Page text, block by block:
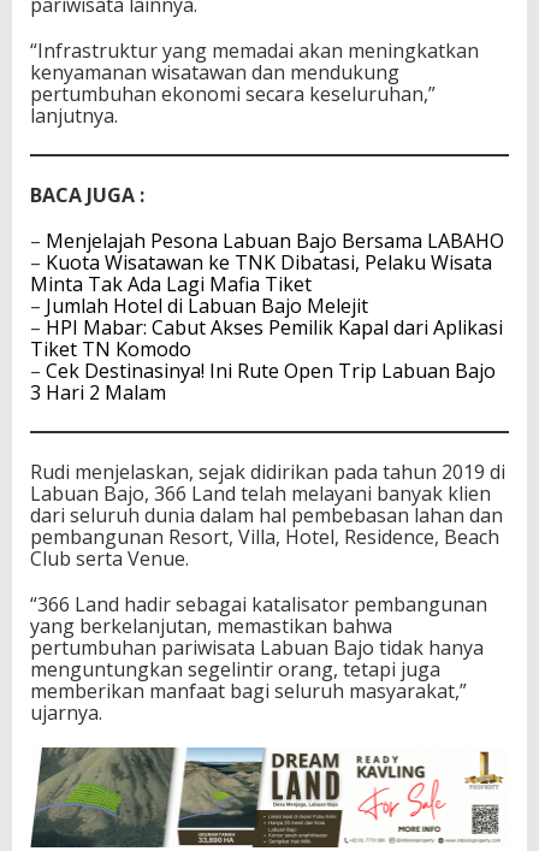
“Infrastruktur yang memadai akan meningkatkan
kenyamanan wisatawan dan mendukung
pertumbuhan ekonomi secara keseluruhan,”
lanjutnya.
BACA JUGA :
– Menjelajah Pesona Labuan Bajo Bersama LABAHO
– Kuota Wisatawan ke TNK Dibatasi, Pelaku Wisata
Minta Tak Ada Lagi Mafia Tiket
– Jumlah Hotel di Labuan Bajo Melejit
– HPI Mabar: Cabut Akses Pemilik Kapal dari Aplikasi
Tiket TN Komodo
– Cek Destinasinya! Ini Rute Open Trip Labuan Bajo
3 Hari 2 Malam
Rudi menjelaskan, sejak didirikan pada tahun 2019 di
Labuan Bajo, 366 Land telah melayani banyak klien
dari seluruh dunia dalam hal pembebasan lahan dan
pembangunan Resort, Villa, Hotel, Residence, Beach
Club serta Venue.
“366 Land hadir sebagai katalisator pembangunan
yang berkelanjutan, memastikan bahwa
pertumbuhan pariwisata Labuan Bajo tidak hanya
menguntungkan segelintir orang, tetapi juga
memberikan manfaat bagi seluruh masyarakat,”
ujarnya.